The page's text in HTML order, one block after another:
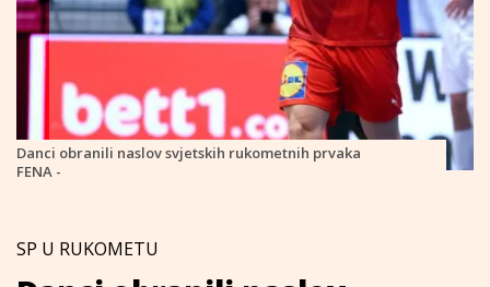
Danci obranili naslov svjetskih rukometnih prvaka
FENA -
SP U RUKOMETU